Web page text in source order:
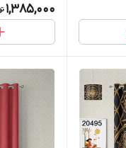
1,385,000